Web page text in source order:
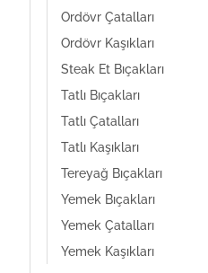
Ordövr Çatalları
Ordövr Kaşıkları
Steak Et Bıçakları
Tatlı Bıçakları
Tatlı Çatalları
Tatlı Kaşıkları
Tereyağ Bıçakları
Yemek Bıçakları
Yemek Çatalları
Yemek Kaşıkları